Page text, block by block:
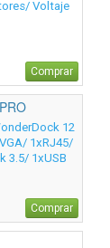
Voltaje
Comprar
12
1xRJ45/
3.5/ 1xUSB
Comprar